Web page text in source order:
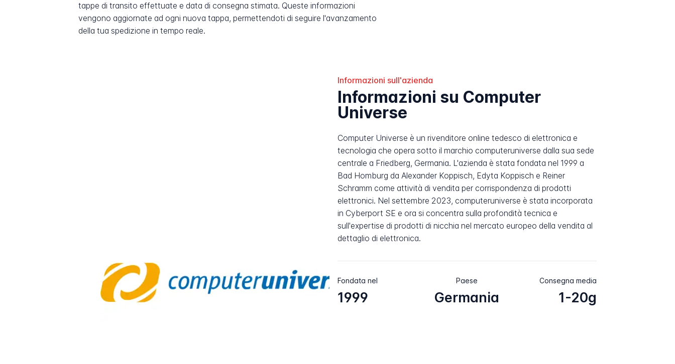
tappe di transito effettuate e data di consegna stimata. Queste informazioni
vengono aggiornate ad ogni nuova tappa, permettendoti di seguire l'avanzamento
della tua spedizione in tempo reale.
Informazioni sull'azienda
Informazioni su Computer
Universe
Computer Universe è un rivenditore online tedesco di elettronica e
tecnologia che opera sotto il marchio computeruniverse dalla sua sede
centrale a Friedberg, Germania. L'azienda è stata fondata nel 1999 a
Bad Homburg da Alexander Koppisch, Edyta Koppisch e Reiner
Schramm come attività di vendita per corrispondenza di prodotti
elettronici. Nel settembre 2023, computeruniverse è stata incorporata
in Cyberport SE e ora si concentra sulla profondità tecnica e
sull'expertise di prodotti di nicchia nel mercato europeo della vendita al
dettaglio di elettronica.
Fondata nel
1999
Paese
Germania
Consegna media
1-20g